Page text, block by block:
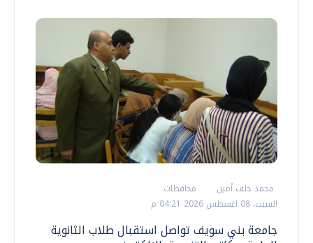
محمد خلف أمين
محافظات
السبت، 08 اغسطس 2026 04:21 م
جامعة بني سويف تواصل استقبال طلاب الثانوية